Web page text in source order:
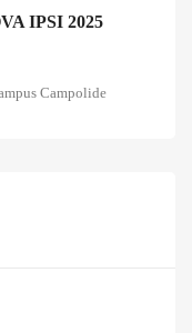
IPSI 2025
Campolide